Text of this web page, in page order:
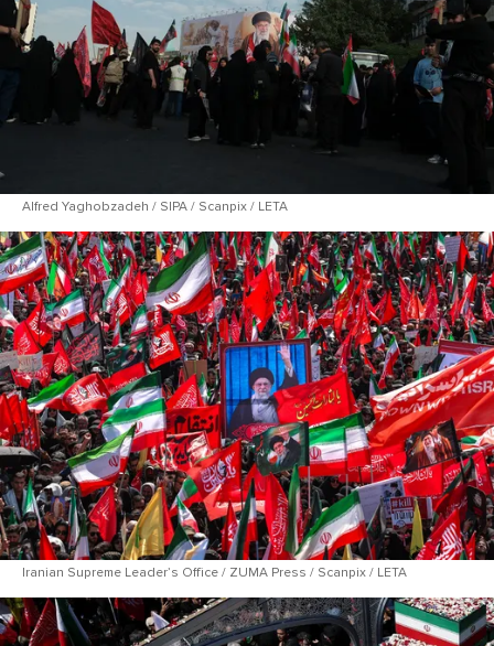
Alfred Yaghobzadeh / SIPA / Scanpix / LETA
Iranian Supreme Leaderʼs Office / ZUMA Press / Scanpix / LETA